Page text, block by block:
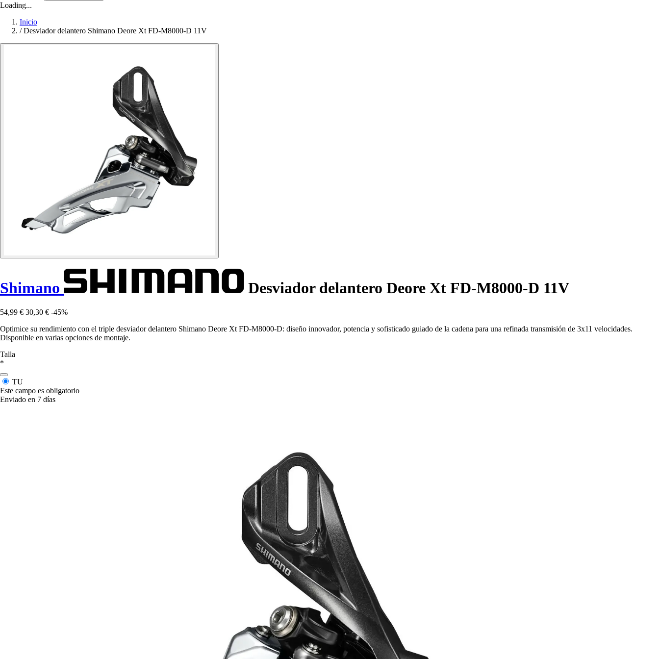
Loading...
Inicio
/ Desviador delantero Shimano Deore Xt FD-M8000-D 11V
Shimano Desviador delantero Deore Xt FD-M8000-D 11V
54,99 € 30,30 € -45%
Optimice su rendimiento con el triple desviador delantero Shimano Deore Xt FD-M8000-D: diseño innovador, potencia y sofisticado guiado de la cadena para una refinada transmisión de 3x11 velocidades.
Disponible en varias opciones de montaje.
Talla
*
TU
Este campo es obligatorio
Enviado en 7 días